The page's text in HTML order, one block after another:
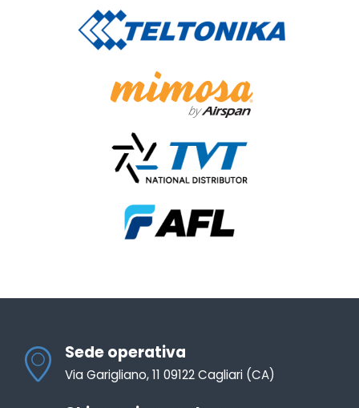
Sede operativa
Via Garigliano, 11 09122 Cagliari (CA)